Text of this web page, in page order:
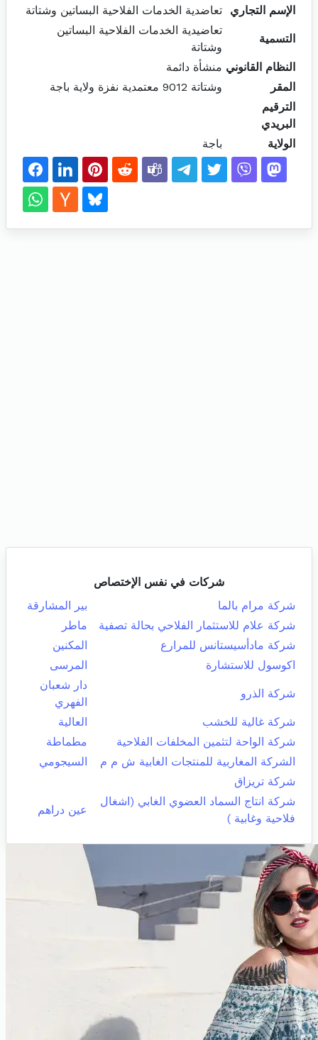
الإسم التجاري
تعاضدية الخدمات الفلاحية البساتين وشتاتة
التسمية
تعاضيدية الخدمات الفلاحية البساتين
وشتاتة
النظام القانوني منشأة دائمة
المقر
وشتاتة 9012 معتمدية نفزة ولاية باجة
الترقيم
البريدي
الولاية
باجة
شركات في نفس الإختصاص
شركة مرام بالما
بير المشارقة
شركة علام للاستثمار الفلاحي بحالة تصفية
ماطر
شركة مادأسيستانس للمرارع
المكنين
اكوسول للاستشارة
المرسى
شركة الذرو
دار شعبان
الفهري
شركة غالية للخشب
العالية
شركة الواحة لتثمين المخلفات الفلاحية
مطماطة
الشركة المغاربية للمنتجات الغابية ش م م
السيجومي
شركة تريزاق
شركة انتاج السماد العضوي الغابي (اشغال
فلاحية وغابية )
عين دراهم